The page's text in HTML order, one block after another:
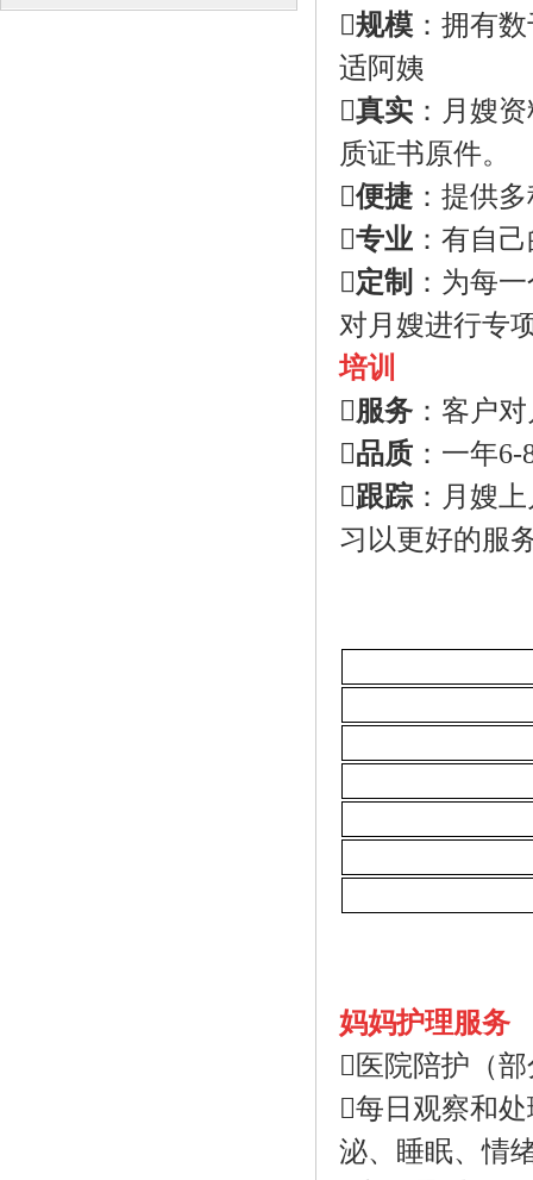
规模 ：拥有
适阿姨
真实 ：月嫂
质证书原件。
便捷 ：提供
专业 ：有自
定制 ：为每
对月嫂进行专
培训
服务 ：客户
品质 ：一年
跟踪 ：月嫂
习以更好的服
妈妈护理服务
医院陪护（
每日观察和
泌、睡眠、情